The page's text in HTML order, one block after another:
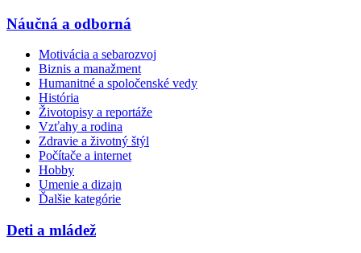
Náučná a odborná
Motivácia a sebarozvoj
Biznis a manažment
Humanitné a spoločenské vedy
História
Životopisy a reportáže
Vzťahy a rodina
Zdravie a životný štýl
Počítače a internet
Hobby
Umenie a dizajn
Ďalšie kategórie
Deti a mládež